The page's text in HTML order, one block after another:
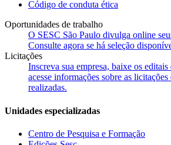
Código de conduta ética
Oportunidades de trabalho
O SESC São Paulo divulga online
Consulte agora se há seleção
Licitações
Inscreva sua empresa, baixe os editais
acesse informações sobre as
realizadas.
Unidades especializadas
Centro de Pesquisa e Formação